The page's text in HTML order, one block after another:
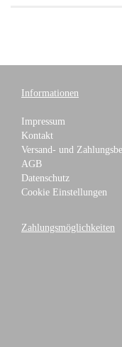
Informationen
Impressum
Kontakt
Versand- und
AGB
Datenschutz
Cookie Einstellungen
Zahlungsmöglichkeiten